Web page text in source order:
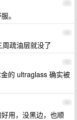
43
。
44
疏油层就没了
45
的 ultraglass 确实被
46
用，没黑边，也顺